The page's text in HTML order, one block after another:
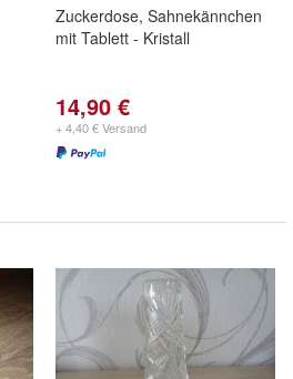
Zuckerdose, Sahnekännchen
mit Tablett - Kristall
14,90 €
+ 4,40 € Versand